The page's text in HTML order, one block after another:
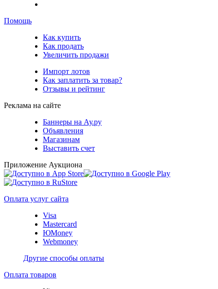
Помощь
Как купить
Как продать
Увеличить продажи
Импорт лотов
Как заплатить за товар?
Отзывы и рейтинг
Реклама на сайте
Баннеры на Ау.ру
Объявления
Магазинам
Выставить счет
Приложение Аукциона
Оплата услуг сайта
Visa
Mastercard
ЮMoney
Webmoney
Другие способы оплаты
Оплата товаров